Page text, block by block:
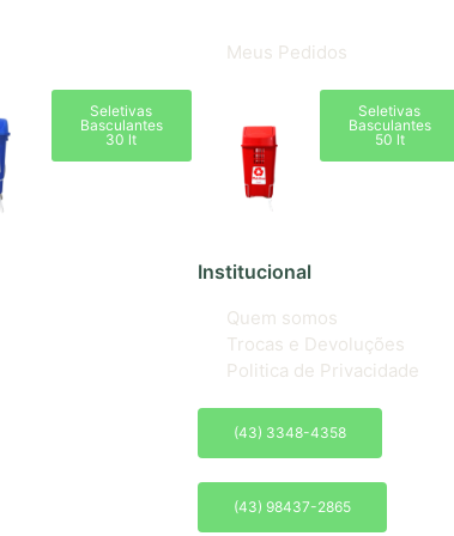
Meus Pedidos
Seletivas
Basculantes
30 lt
Seletivas
Basculantes
50 lt
Institucional
Quem somos
Trocas e Devoluções
Politica de Privacidade
(43) 3348-4358
(43) 98437-2865